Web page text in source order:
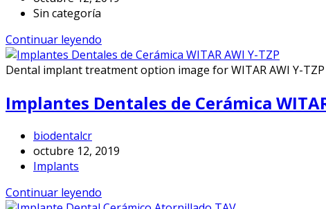
Sin categoría
Continuar leyendo
Dental implant treatment option image for WITAR AWI Y-
Implantes Dentales de Cerámica
biodentalcr
octubre 12, 2019
Implants
Continuar leyendo